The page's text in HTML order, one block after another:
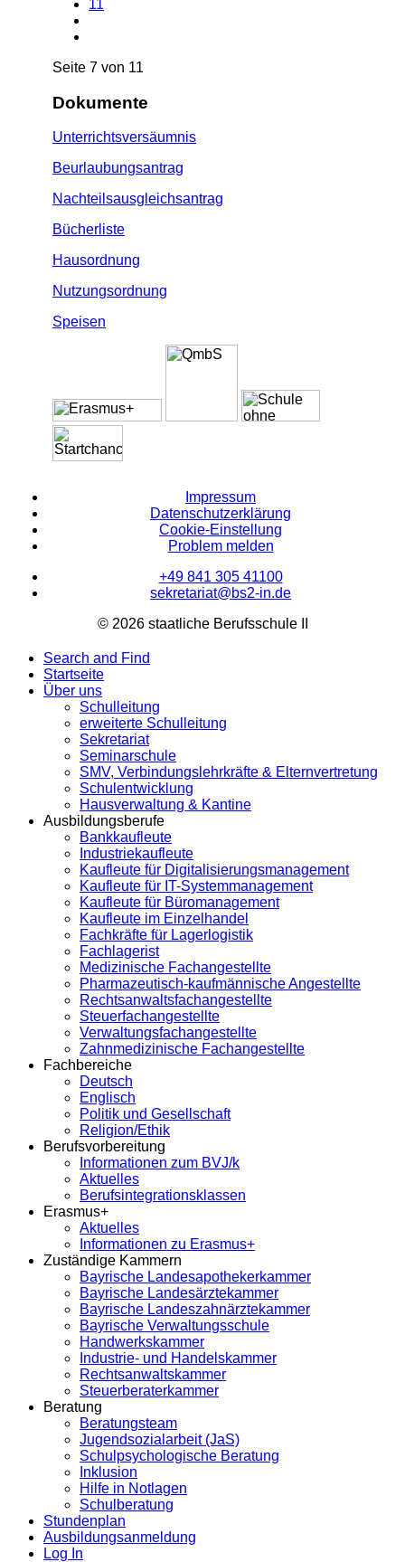
11
Seite 7 von 11
Dokumente
Unterrichtsversäumnis
Beurlaubungsantrag
Nachteilsausgleichsantrag
Bücherliste
Hausordnung
Nutzungsordnung
Speisen
Impressum
Datenschutzerklärung
Cookie-Einstellung
Problem melden
+49 841 305 41100
sekretariat@bs2-in.de
© 2026 staatliche Berufsschule II
Search and Find
Startseite
Über uns
Schulleitung
erweiterte Schulleitung
Sekretariat
Seminarschule
SMV, Verbindungslehrkräfte & Elternvertretung
Schulentwicklung
Hausverwaltung & Kantine
Ausbildungsberufe
Bankkaufleute
Industriekaufleute
Kaufleute für Digitalisierungsmanagement
Kaufleute für IT-Systemmanagement
Kaufleute für Büromanagement
Kaufleute im Einzelhandel
Fachkräfte für Lagerlogistik
Fachlagerist
Medizinische Fachangestellte
Pharmazeutisch-kaufmännische Angestellte
Rechtsanwaltsfachangestellte
Steuerfachangestellte
Verwaltungsfachangestellte
Zahnmedizinische Fachangestellte
Fachbereiche
Deutsch
Englisch
Politik und Gesellschaft
Religion/Ethik
Berufsvorbereitung
Informationen zum BVJ/k
Aktuelles
Berufsintegrationsklassen
Erasmus+
Aktuelles
Informationen zu Erasmus+
Zuständige Kammern
Bayrische Landesapothekerkammer
Bayrische Landesärztekammer
Bayrische Landeszahnärztekammer
Bayrische Verwaltungsschule
Handwerkskammer
Industrie- und Handelskammer
Rechtsanwaltskammer
Steuerberaterkammer
Beratung
Beratungsteam
Jugendsozialarbeit (JaS)
Schulpsychologische Beratung
Inklusion
Hilfe in Notlagen
Schulberatung
Stundenplan
Ausbildungsanmeldung
Log In